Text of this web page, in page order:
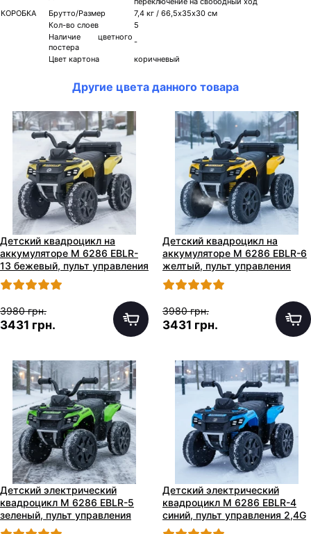
КОРОБКА
Брутто/Размер
7,4 кг / 66,5х35х30 см
Кол-во слоев
5
Наличие цветного
постера
-
Цвет картона
коричневый
Другие цвета данного товара
Детский квадроцикл на
аккумуляторе M 6286 EBLR-
13 бежевый, пульт управления
2,4G
3980 грн.
3431 грн.
Детский квадроцикл на
аккумуляторе M 6286 EBLR-6
желтый, пульт управления
2,4G
3980 грн.
3431 грн.
Детский электрический
квадроцикл M 6286 EBLR-5
зеленый, пульт управления
2,4G
Детский электрический
квадроцикл M 6286 EBLR-4
синий, пульт управления 2,4G